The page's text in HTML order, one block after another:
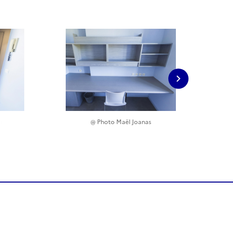
Image suivante
@ Photo Maël Joanas